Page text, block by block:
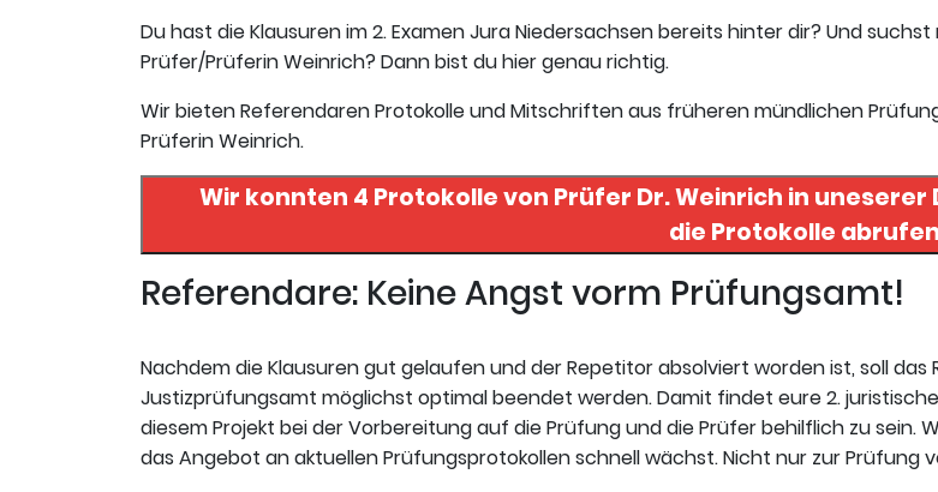
Du hast die Klausuren im 2. Examen Jura Niedersachsen bereits hinter dir? Und
Prüfer/Prüferin Weinrich? Dann bist du hier genau richtig.
Wir bieten Referendaren Protokolle und Mitschriften aus früheren mündlichen
Prüferin Weinrich.
Wir konnten 4 Protokolle von Prüfer Dr. Weinrich in uneserer
die Protokolle
Referendare: Keine Angst vorm Prüfungsamt!
Nachdem die Klausuren gut gelaufen und der Repetitor absolviert worden ist, soll
Justizprüfungsamt möglichst optimal beendet werden. Damit findet eure 2.
diesem Projekt bei der Vorbereitung auf die Prüfung und die Prüfer behilflich zu sein.
das Angebot an aktuellen Prüfungsprotokollen schnell wächst. Nicht nur zur Prüfung